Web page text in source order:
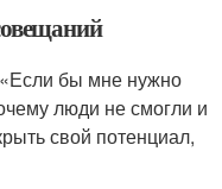
бы мне нужно
люди не смогли и
свой потенциал,